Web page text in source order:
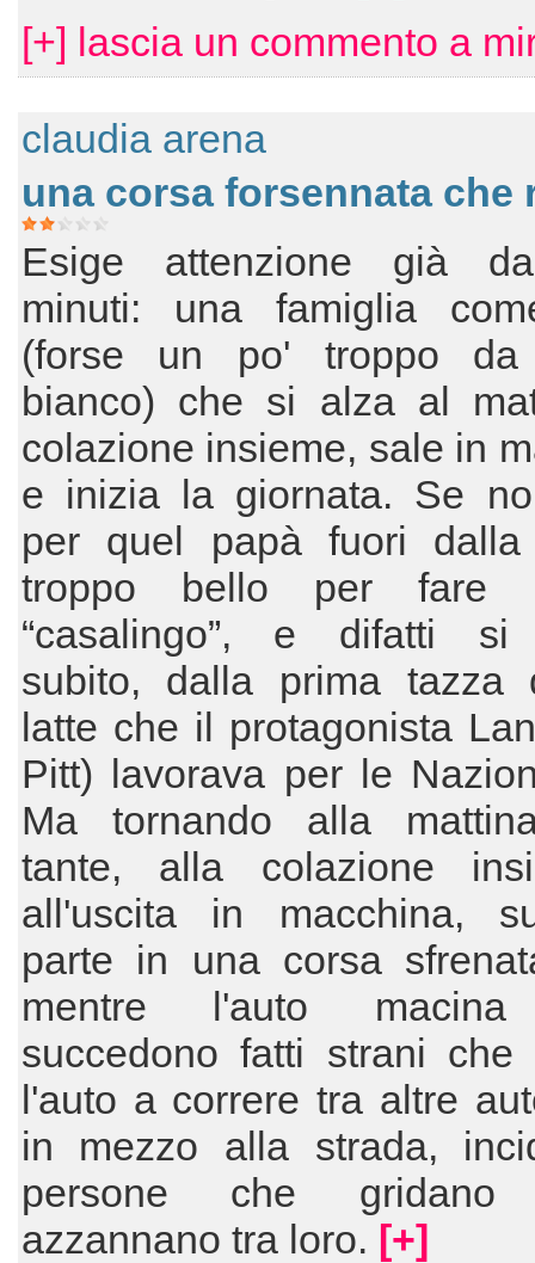
[+] lascia un commento a
claudia arena
una corsa forsennata che
Esige attenzione già
minuti: una famiglia
(forse un po' troppo da
bianco) che si alza al
colazione insieme, sale in
e inizia la giornata. Se
per quel papà fuori dalla
troppo bello per fare
“casalingo”, e difatti si
subito, dalla prima tazza
latte che il protagonista
Pitt) lavorava per le
Ma tornando alla
tante, alla colazione
all'uscita in macchina,
parte in una corsa
mentre l'auto macina
succedono fatti strani che
l'auto a correre tra altre
in mezzo alla strada,
persone che
azzannano tra loro. [+]